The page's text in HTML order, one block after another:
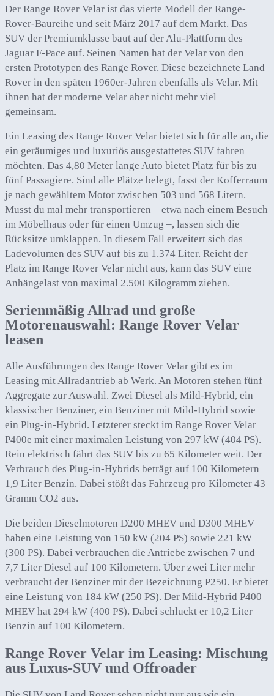
Der Range Rover Velar ist das vierte Modell der Range-
Rover-Baureihe und seit März 2017 auf dem Markt. Das
SUV der Premiumklasse baut auf der Alu-Plattform des
Jaguar F-Pace auf. Seinen Namen hat der Velar von den
ersten Prototypen des Range Rover. Diese bezeichnete Land
Rover in den späten 1960er-Jahren ebenfalls als Velar. Mit
ihnen hat der moderne Velar aber nicht mehr viel
gemeinsam.
Ein Leasing des Range Rover Velar bietet sich für alle an, die
ein geräumiges und luxuriös ausgestattetes SUV fahren
möchten. Das 4,80 Meter lange Auto bietet Platz für bis zu
fünf Passagiere. Sind alle Plätze belegt, fasst der Kofferraum
je nach gewähltem Motor zwischen 503 und 568 Litern.
Musst du mal mehr transportieren – etwa nach einem Besuch
im Möbelhaus oder für einen Umzug –, lassen sich die
Rücksitze umklappen. In diesem Fall erweitert sich das
Ladevolumen des SUV auf bis zu 1.374 Liter. Reicht der
Platz im Range Rover Velar nicht aus, kann das SUV eine
Anhängelast von maximal 2.500 Kilogramm ziehen.
Serienmäßig Allrad und große
Motorenauswahl: Range Rover Velar
leasen
Alle Ausführungen des Range Rover Velar gibt es im
Leasing mit Allradantrieb ab Werk. An Motoren stehen fünf
Aggregate zur Auswahl. Zwei Diesel als Mild-Hybrid, ein
klassischer Benziner, ein Benziner mit Mild-Hybrid sowie
ein Plug-in-Hybrid. Letzterer steckt im Range Rover Velar
P400e mit einer maximalen Leistung von 297 kW (404 PS).
Rein elektrisch fährt das SUV bis zu 65 Kilometer weit. Der
Verbrauch des Plug-in-Hybrids beträgt auf 100 Kilometern
1,9 Liter Benzin. Dabei stößt das Fahrzeug pro Kilometer 43
Gramm CO2 aus.
Die beiden Dieselmotoren D200 MHEV und D300 MHEV
haben eine Leistung von 150 kW (204 PS) sowie 221 kW
(300 PS). Dabei verbrauchen die Antriebe zwischen 7 und
7,7 Liter Diesel auf 100 Kilometern. Über zwei Liter mehr
verbraucht der Benziner mit der Bezeichnung P250. Er bietet
eine Leistung von 184 kW (250 PS). Der Mild-Hybrid P400
MHEV hat 294 kW (400 PS). Dabei schluckt er 10,2 Liter
Benzin auf 100 Kilometern.
Range Rover Velar im Leasing: Mischung
aus Luxus-SUV und Offroader